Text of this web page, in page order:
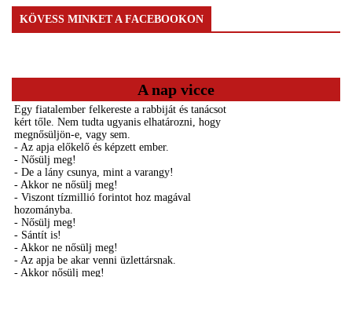
KÖVESS MINKET A FACEBOOKON
A nap vicce